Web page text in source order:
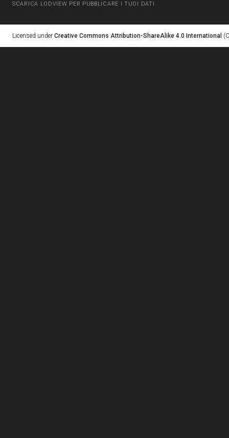
SCARICA LODVIEW PER PUBBLICARE I TUOI DATI
Licensed under Creative Commons Attribution-ShareAlike 4.0 International